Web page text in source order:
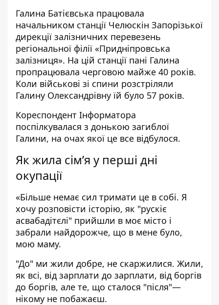
Галина Батієвська працювала
начальником станції Челюскін Запорізької
дирекції залізничних перевезень
регіональної філії «Придніпровська
залізниця». На цій станції пані Галина
пропрацювала черговою майже 40 років.
Коли військові зі спини розстріляли
Галину Олександрівну їй було 57 років.
Кореспондент Інформатора
поспілкувалася з донькою загиблої
Галини, на очах якої це все відбулося.
Як жила сім’я у перші дні
окупації
«Більше немає сил тримати це в собі. Я
хочу розповісти історію, як "рускіє
асвабадітєлі" прийшли в моє місто і
забрали найдорожче, що в мене було,
мою маму.
"До" ми жили добре, не скаржилися. Жили,
як всі, від зарплати до зарплати, від боргів
до боргів, але те, що сталося "після"—
нікому не побажаєш.